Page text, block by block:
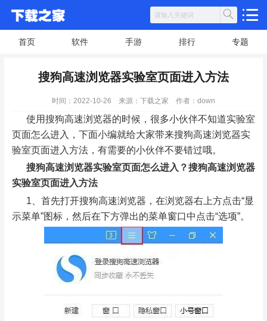
首页 软件 手游 排行 专题
搜狗高速浏览器实验室页面进入方法
时间：2022-10-26 来源：下载之家 作者：down
使用搜狗高速浏览器的时候，很多小伙伴不知道实验室
页面怎么进入，下面小编就给大家带来搜狗高速浏览器实
验室页面进入方法，有需要的小伙伴不要错过哦。
搜狗高速浏览器实验室页面怎么进入？搜狗高速浏览器
实验室页面进入方法
1、首先打开搜狗高速浏览器，在浏览器右上方点击“显
示菜单”图标，然后在下方弹出的菜单窗口中点击“选项”。